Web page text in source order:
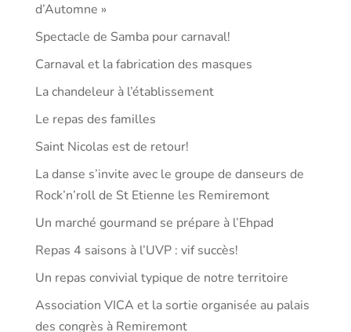
d’Automne »
Spectacle de Samba pour carnaval!
Carnaval et la fabrication des masques
La chandeleur à l’établissement
Le repas des familles
Saint Nicolas est de retour!
La danse s’invite avec le groupe de danseurs de
Rock’n’roll de St Etienne les Remiremont
Un marché gourmand se prépare à l’Ehpad
Repas 4 saisons à l’UVP : vif succès!
Un repas convivial typique de notre territoire
Association VICA et la sortie organisée au palais
des congrès à Remiremont